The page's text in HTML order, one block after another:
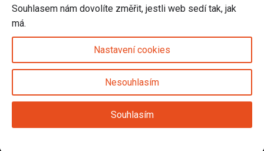
Odstoupení od smlouvy
Sledujte nás na
© 2025 Svět karet s.r.o. | vytvořeno DIGIBEES
Souhlasem nám dovolíte změřit, jestli web sedí tak, jak
má.
Nastavení cookies
Nesouhlasím
Souhlasím